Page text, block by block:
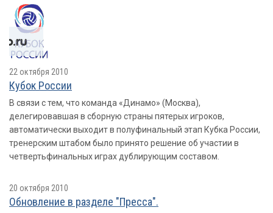
22 октября 2010
Кубок России
В связи с тем, что команда «Динамо» (Москва),
делегировавшая в сборную страны пятерых игроков,
автоматически выходит в полуфинальный этап Кубка России,
тренерским штабом было принято решение об участии в
четвертьфинальных играх дублирующим составом.
20 октября 2010
Обновление в разделе "Пресса".